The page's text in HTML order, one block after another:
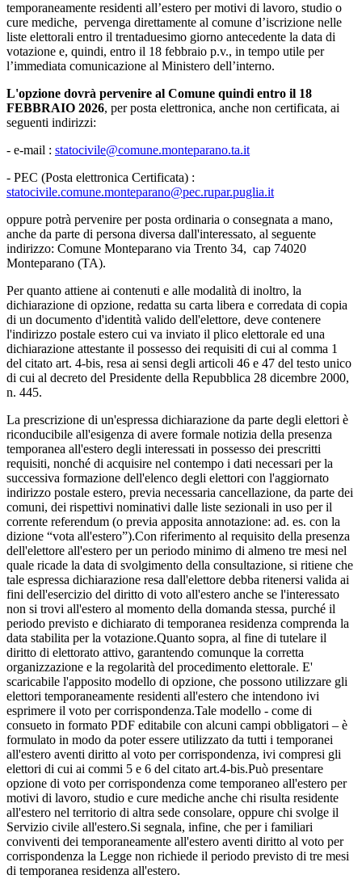
temporaneamente residenti all’estero per motivi di lavoro, studio o
cure mediche, pervenga direttamente al comune d’iscrizione nelle
liste elettorali entro il trentaduesimo giorno antecedente la data di
votazione e, quindi, entro il 18 febbraio p.v., in tempo utile per
l’immediata comunicazione al Ministero dell’interno.
L'opzione dovrà pervenire al Comune quindi entro il 18
FEBBRAIO 2026, per posta elettronica, anche non certificata, ai
seguenti indirizzi:
- e-mail : statocivile@comune.monteparano.ta.it
- PEC (Posta elettronica Certificata) :
statocivile.comune.monteparano@pec.rupar.puglia.it
oppure potrà pervenire per posta ordinaria o consegnata a mano,
anche da parte di persona diversa dall'interessato, al seguente
indirizzo: Comune Monteparano via Trento 34, cap 74020
Monteparano (TA).
Per quanto attiene ai contenuti e alle modalità di inoltro, la
dichiarazione di opzione, redatta su carta libera e corredata di copia
di un documento d'identità valido dell'elettore, deve contenere
l'indirizzo postale estero cui va inviato il plico elettorale ed una
dichiarazione attestante il possesso dei requisiti di cui al comma 1
del citato art. 4-bis, resa ai sensi degli articoli 46 e 47 del testo unico
di cui al decreto del Presidente della Repubblica 28 dicembre 2000,
n. 445.
La prescrizione di un'espressa dichiarazione da parte degli elettori è
riconducibile all'esigenza di avere formale notizia della presenza
temporanea all'estero degli interessati in possesso dei prescritti
requisiti, nonché di acquisire nel contempo i dati necessari per la
successiva formazione dell'elenco degli elettori con l'aggiornato
indirizzo postale estero, previa necessaria cancellazione, da parte dei
comuni, dei rispettivi nominativi dalle liste sezionali in uso per il
corrente referendum (o previa apposita annotazione: ad. es. con la
dizione “vota all'estero”).Con riferimento al requisito della presenza
dell'elettore all'estero per un periodo minimo di almeno tre mesi nel
quale ricade la data di svolgimento della consultazione, si ritiene che
tale espressa dichiarazione resa dall'elettore debba ritenersi valida ai
fini dell'esercizio del diritto di voto all'estero anche se l'interessato
non si trovi all'estero al momento della domanda stessa, purché il
periodo previsto e dichiarato di temporanea residenza comprenda la
data stabilita per la votazione.Quanto sopra, al fine di tutelare il
diritto di elettorato attivo, garantendo comunque la corretta
organizzazione e la regolarità del procedimento elettorale. E'
scaricabile l'apposito modello di opzione, che possono utilizzare gli
elettori temporaneamente residenti all'estero che intendono ivi
esprimere il voto per corrispondenza.Tale modello - come di
consueto in formato PDF editabile con alcuni campi obbligatori – è
formulato in modo da poter essere utilizzato da tutti i temporanei
all'estero aventi diritto al voto per corrispondenza, ivi compresi gli
elettori di cui ai commi 5 e 6 del citato art.4-bis.Può presentare
opzione di voto per corrispondenza come temporaneo all'estero per
motivi di lavoro, studio e cure mediche anche chi risulta residente
all'estero nel territorio di altra sede consolare, oppure chi svolge il
Servizio civile all'estero.Si segnala, infine, che per i familiari
conviventi dei temporaneamente all'estero aventi diritto al voto per
corrispondenza la Legge non richiede il periodo previsto di tre mesi
di temporanea residenza all'estero.